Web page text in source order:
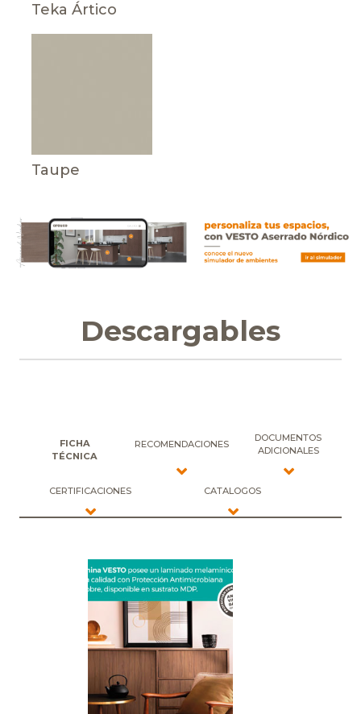
Teka Ártico
Taupe
Descargables
FICHA
TÉCNICA
RECOMENDACIONES
DOCUMENTOS
ADICIONALES
CERTIFICACIONES CATALOGOS